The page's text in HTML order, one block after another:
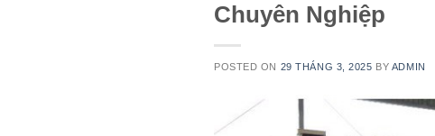
Chuyên Nghiệp
POSTED ON 29 THÁNG 3, 2025 BY ADMIN